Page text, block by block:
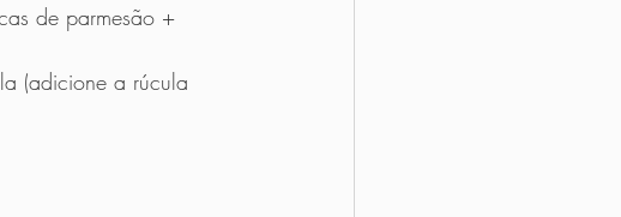
de parmesão +
(adicione a rúcula